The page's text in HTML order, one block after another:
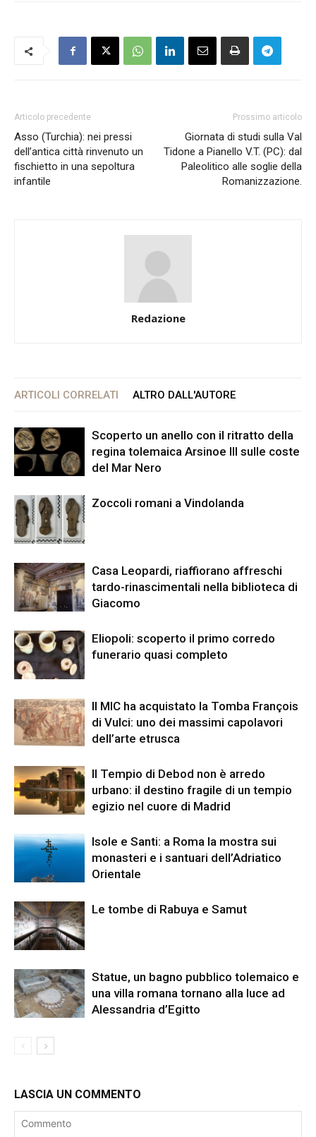
Articolo precedente
Asso (Turchia): nei pressi
dell’antica città rinvenuto un
fischietto in una sepoltura
infantile
Prossimo articolo
Giornata di studi sulla Val
Tidone a Pianello V.T. (PC): dal
Paleolitico alle soglie della
Romanizzazione.
Redazione
ARTICOLI CORRELATI ALTRO DALL'AUTORE
Scoperto un anello con il ritratto della
regina tolemaica Arsinoe III sulle coste
del Mar Nero
Zoccoli romani a Vindolanda
Casa Leopardi, riaffiorano affreschi
tardo-rinascimentali nella biblioteca di
Giacomo
Eliopoli: scoperto il primo corredo
funerario quasi completo
Il MIC ha acquistato la Tomba François
di Vulci: uno dei massimi capolavori
dell’arte etrusca
Il Tempio di Debod non è arredo
urbano: il destino fragile di un tempio
egizio nel cuore di Madrid
Isole e Santi: a Roma la mostra sui
monasteri e i santuari dell’Adriatico
Orientale
Le tombe di Rabuya e Samut
Statue, un bagno pubblico tolemaico e
una villa romana tornano alla luce ad
Alessandria d’Egitto
LASCIA UN COMMENTO